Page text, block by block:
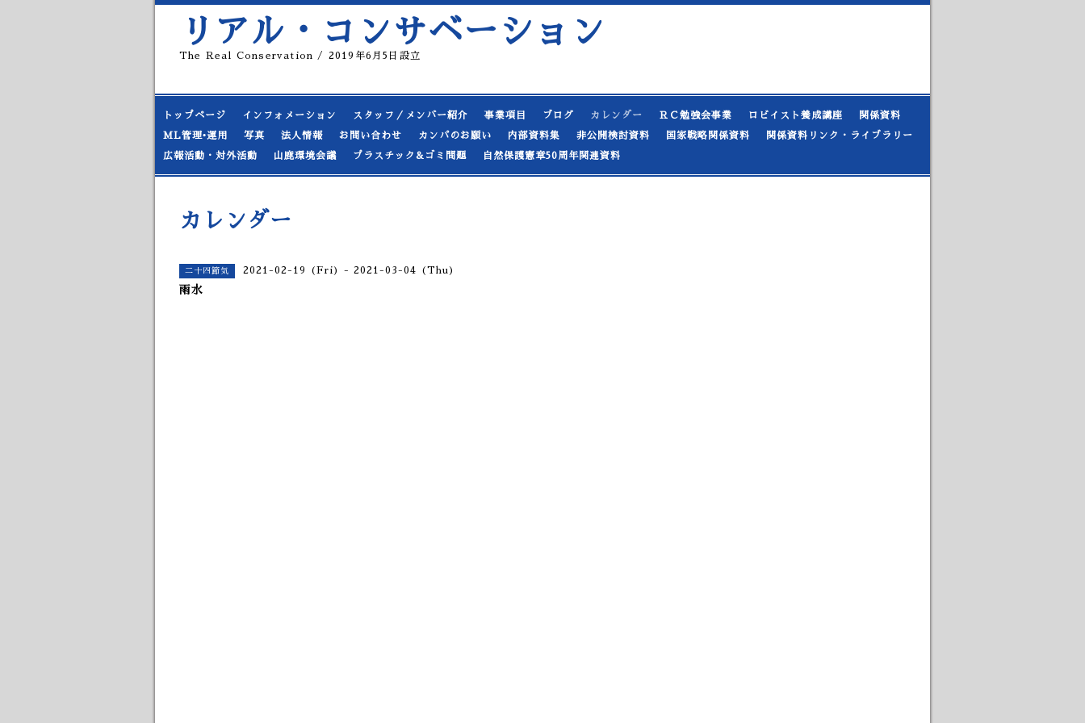
リアル・コンサベーション
The Real Conservation / 2019年6月5日設立
トップページ インフォメーション スタッフ／メンバー紹介 事業項目 ブログ カレンダー ＲＣ勉強会事業 ロビイスト養成講座 関係資料
ML管理•運用 写真 法人情報 お問い合わせ カンパのお願い 内部資料集 非公開検討資料 国家戦略関係資料 関係資料リンク・ライブラリー
広報活動・対外活動 山鹿環境会議 プラスチック&ゴミ問題 自然保護憲章50周年関連資料
カレンダー
二十四節気 2021-02-19 (Fri) - 2021-03-04 (Thu)
雨水